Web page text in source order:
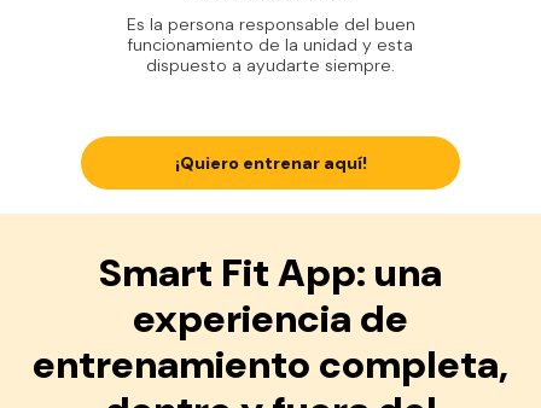
Es la persona responsable del buen
funcionamiento de la unidad y esta
dispuesto a ayudarte siempre.
¡Quiero entrenar aquí!
Smart Fit App: una
experiencia de
entrenamiento completa,